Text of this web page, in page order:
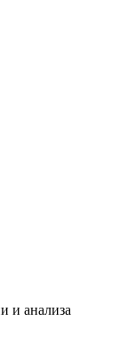
и анализа